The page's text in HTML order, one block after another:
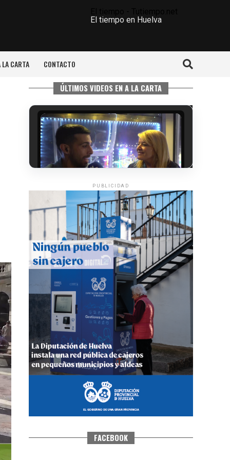
El tiempo en Huelva
LA CARTA CONTACTO
ÚLTIMOS VIDEOS EN A LA CARTA
5º DÍA DE LAS FIESTAS COLOMBINAS
2026
·Huelvatv
CUARTA CORRIDA DE LAS FIESTAS
COLOMBINAS 2026
hace 6 días· Huelvatv
PUBLICIDAD
FACEBOOK